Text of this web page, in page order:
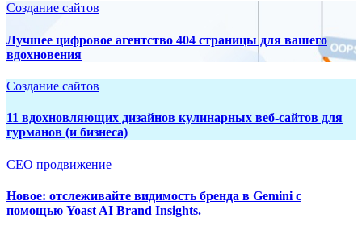
Создание сайтов
Лучшее цифровое агентство 404 страницы для вашего
вдохновения
Создание сайтов
11 вдохновляющих дизайнов кулинарных веб-сайтов для
гурманов (и бизнеса)
СЕО продвижение
Новое: отслеживайте видимость бренда в Gemini с
помощью Yoast AI Brand Insights.